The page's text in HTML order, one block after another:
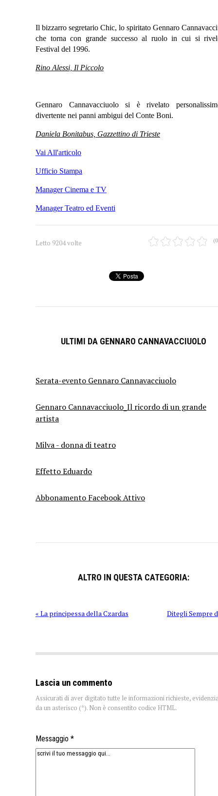
Il bizzarro segretario Chic, lo spiritato Gennaro
che torna con grande successo al ruolo in cui si
Festival del 1996.
Rino Alessi, Il Piccolo
Gennaro Cannavacciuolo si è rivelato
divertente nei panni ambigui del Conte Boni.
Daniela Bonitabus, Gazzettino di Trieste
Vai All'articolo
Ufficio Stampa
Manager Cinema e TV
Manager Teatro ed Eventi
Letto 9204 volte
ULTIMI DA GENNARO CANNAVACCIUOLO
Serata-evento Gennaro Cannavacciuolo
Gennaro Cannavacciuolo_Il ricordo di un grande
artista
Milva - donna di teatro
Effetto Eduardo
Abbonamento Facebook Attivo
ALTRO IN QUESTA CATEGORIA:
« La principessa della Czardas Ditegli Sempre
Lascia un commento
Assicurati di aver digitato tutte le informazioni richieste,
da un asterisco (*). Non è consentito codice HTML.
Messaggio *